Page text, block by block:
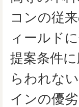
コンの従
ィールド
提案条件
らわれな
インの優